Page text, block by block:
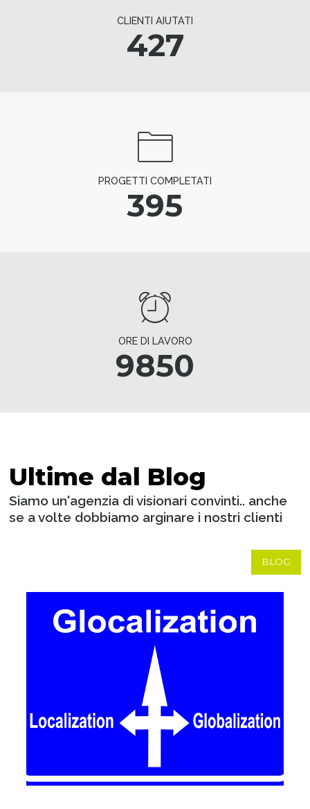
CLIENTI AIUTATI
427
PROGETTI COMPLETATI
395
ORE DI LAVORO
9850
Ultime dal Blog
Siamo un'agenzia di visionari convinti.. anche
se a volte dobbiamo arginare i nostri clienti
BLOG